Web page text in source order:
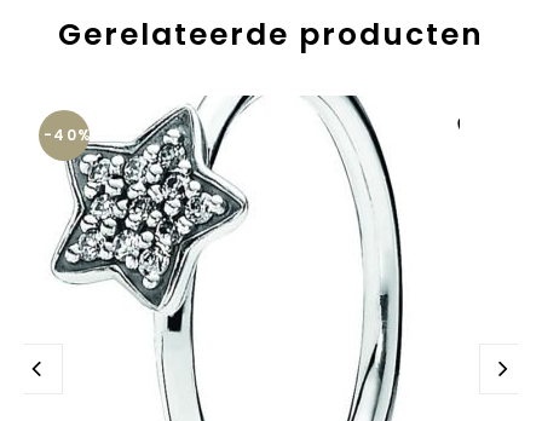
Gerelateerde producten
-40%